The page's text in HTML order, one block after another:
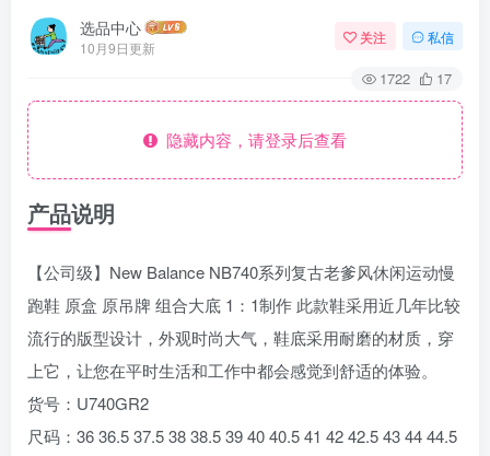
选品中心
10月9日更新
关注 私信
1722 17
隐藏内容，请登录后查看
产品说明
【公司级】New Balance NB740系列复古老爹风休闲运动慢
跑鞋 原盒 原吊牌 组合大底 1：1制作 此款鞋采用近几年比较
流行的版型设计，外观时尚大气，鞋底采用耐磨的材质，穿
上它，让您在平时生活和工作中都会感觉到舒适的体验。
货号：U740GR2
尺码：36 36.5 37.5 38 38.5 39 40 40.5 41 42 42.5 43 44 44.5